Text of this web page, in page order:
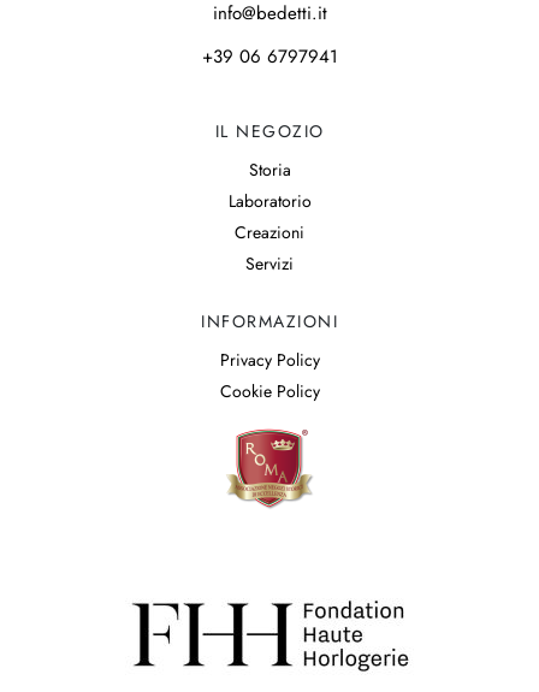
info@bedetti.it
+39 06 6797941
IL NEGOZIO
Storia
Laboratorio
Creazioni
Servizi
INFORMAZIONI
Privacy Policy
Cookie Policy